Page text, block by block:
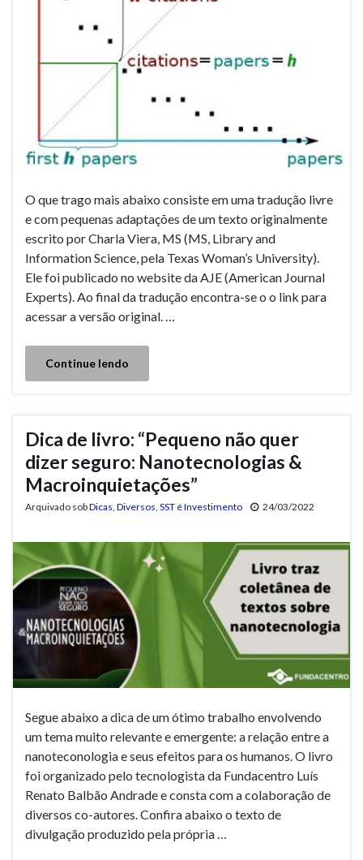
O que trago mais abaixo consiste em uma tradução livre
e com pequenas adaptações de um texto originalmente
escrito por Charla Viera, MS (MS, Library and
Information Science, pela Texas Woman’s University).
Ele foi publicado no website da AJE (American Journal
Experts). Ao final da tradução encontra-se o o link para
acessar a versão original. …
Continue lendo
Dica de livro: “Pequeno não quer
dizer seguro: Nanotecnologias &
Macroinquietações”
Arquivado sobDicas, Diversos, SST é Investimento 24/03/2022
Segue abaixo a dica de um ótimo trabalho envolvendo
um tema muito relevante e emergente: a relação entre a
nanoteconologia e seus efeitos para os humanos. O livro
foi organizado pelo tecnologista da Fundacentro Luís
Renato Balbão Andrade e consta com a colaboração de
diversos co-autores. Confira abaixo o texto de
divulgação produzido pela própria …